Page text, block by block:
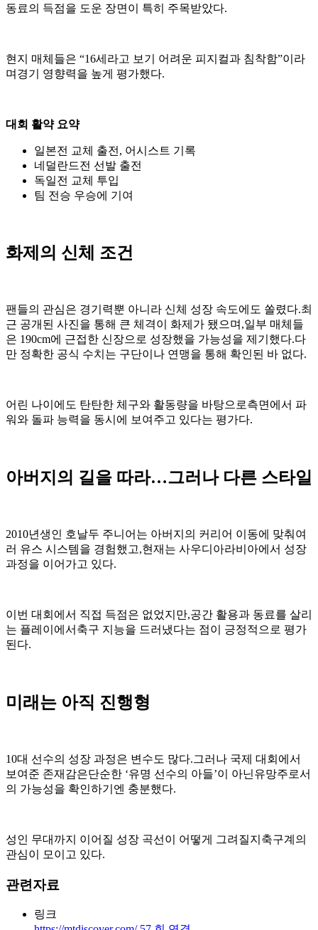
동료의 득점을 도운 장면이 특히 주목받았다.
현지 매체들은 “16세라고 보기 어려운 피지컬과 침착함”이라
며경기 영향력을 높게 평가했다.
대회 활약 요약
일본전 교체 출전, 어시스트 기록
네덜란드전 선발 출전
독일전 교체 투입
팀 전승 우승에 기여
화제의 신체 조건
팬들의 관심은 경기력뿐 아니라 신체 성장 속도에도 쏠렸다.최
근 공개된 사진을 통해 큰 체격이 화제가 됐으며,일부 매체들
은 190cm에 근접한 신장으로 성장했을 가능성을 제기했다.다
만 정확한 공식 수치는 구단이나 연맹을 통해 확인된 바 없다.
어린 나이에도 탄탄한 체구와 활동량을 바탕으로측면에서 파
워와 돌파 능력을 동시에 보여주고 있다는 평가다.
아버지의 길을 따라…그러나 다른 스타일
2010년생인 호날두 주니어는 아버지의 커리어 이동에 맞춰여
러 유스 시스템을 경험했고,현재는 사우디아라비아에서 성장
과정을 이어가고 있다.
이번 대회에서 직접 득점은 없었지만,공간 활용과 동료를 살리
는 플레이에서축구 지능을 드러냈다는 점이 긍정적으로 평가
된다.
미래는 아직 진행형
10대 선수의 성장 과정은 변수도 많다.그러나 국제 대회에서
보여준 존재감은단순한 ‘유명 선수의 아들’이 아닌유망주로서
의 가능성을 확인하기엔 충분했다.
성인 무대까지 이어질 성장 곡선이 어떻게 그려질지축구계의
관심이 모이고 있다.
관련자료
링크